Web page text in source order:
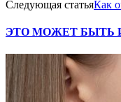
Следующая статьяКак
ЭТО МОЖЕТ БЫТЬ